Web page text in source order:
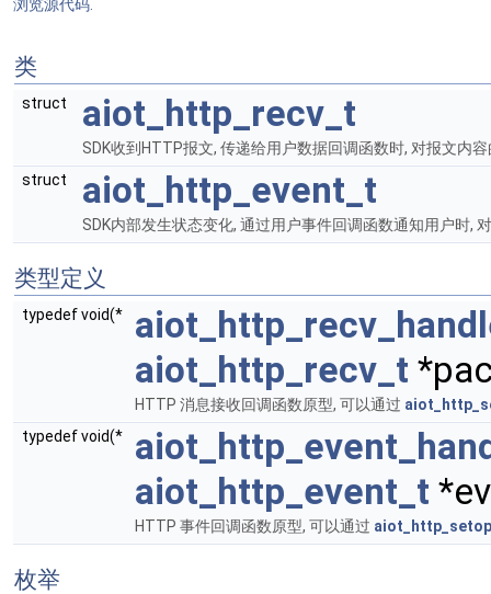
浏览源代码.
类
struct aiot_http_recv_t
SDK收到HTTP报文, 传递给用户数据回调函数时, 对报文内
struct
aiot_http_event_t
SDK内部发生状态变化, 通过用户事件回调函数通知用户时,
类型定义
typedef void(*
aiot_http_recv_t
HTTP 消息接收回调函数原型, 可以通过
typedef void(*
aiot_http_event_t
HTTP 事件回调函数原型, 可以通过
枚举